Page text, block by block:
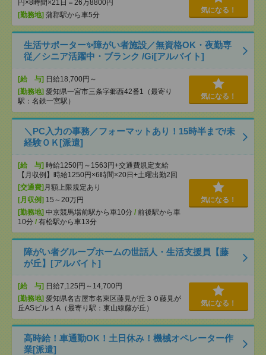
円×8時間×21日＝26万8800円
[勤務地] 蒲郡駅から車5分
気になる！
生活サポーター✨障がい者施設／無資格OK・夜勤専
従／シニア活躍中・ブランク /Gi[アルバイト]
[給 与] 日給18,700円～
[勤務地] 愛知県一宮市三条字郷西42番1（最寄り
駅：名鉄一宮駅）
気になる！
＼PC入力の事務／フォーマットあり！15時半まで/未
経験ＯＫ[派遣]
[給 与] 時給1250円～1563円+交通費規定支給
【月収例】時給1250円×6時間×20日+土曜出勤2回
[交通費] 月額上限規定あり
[月収例] 15～20万円
[勤務地] 中京競馬場前駅から車10分 / 前後駅から車
10分 / 有松駅から車13分
気になる！
障がい者グループホームの世話人・生活支援員【藤
が丘】[アルバイト]
[給 与] 日給7,125円～14,700円
[勤務地] 愛知県名古屋市名東区藤見が丘３０藤見が
丘ASビル１A（最寄り駅：東山線藤が丘）
気になる！
高時給！車通勤OK！土日休み！機械オペレーター作
業[派遣]